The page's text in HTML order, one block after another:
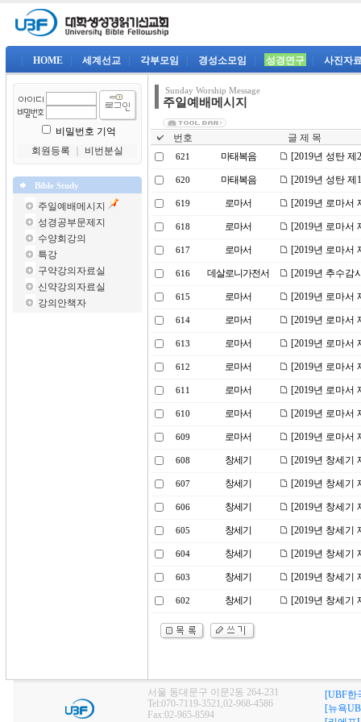
HOME 세계선교 각부모임 경성소모임 성경연구 사진자
비밀번호 기억
회원등록
비번분실
Bible Study
주일예배메시지
성경공부문제지
수양회강의
특강
구약강의자료실
신약강의자료실
강의안책자
Sunday Worship Message
주일예배메시지
번호 글 제 목
621 마태복음 [2019년 성탄
620 마태복음 [2019년 성탄
619 로마서 [2019년 로마서
618 로마서 [2019년 로마서
617 로마서 [2019년 로마서
616 데살로니가전서 [2019년 추수감
615 로마서 [2019년 로마서
614 로마서 [2019년 로마서
613 로마서 [2019년 로마서
612 로마서 [2019년 로마서
611 로마서 [2019년 로마서
610 로마서 [2019년 로마서
609 로마서 [2019년 로마서
608 창세기 [2019년 창세기
607 창세기 [2019년 창세기
606 창세기 [2019년 창세기
605 창세기 [2019년 창세기
604 창세기 [2019년 창세기
603 창세기 [2019년 창세기
602 창세기 [2019년 창세기
서울 동대문구 이문2동 264-231
Tel:070-7119-3521,02-968-4586
Fax:02-965-8594
[UBF한
[뉴욕